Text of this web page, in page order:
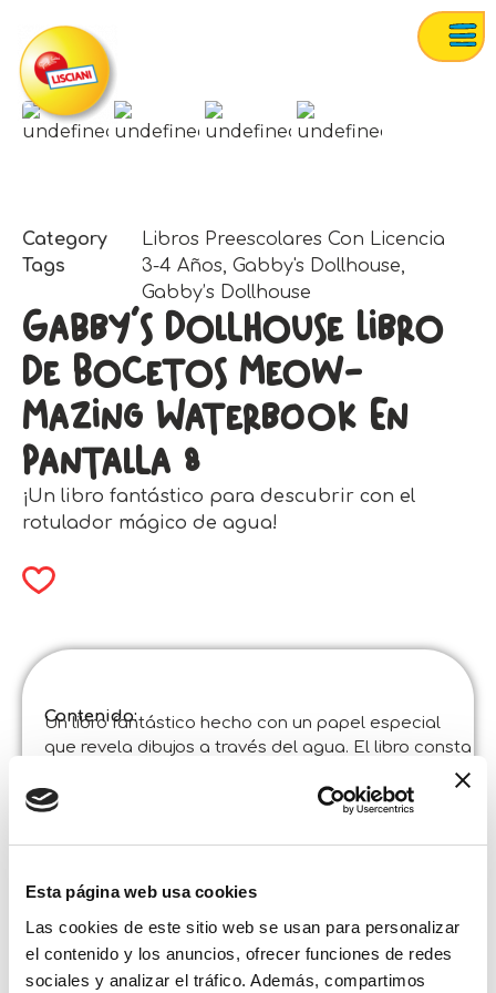
Esta página web usa cookies
Las cookies de este sitio web se usan para personalizar
el contenido y los anuncios, ofrecer funciones de redes
sociales y analizar el tráfico. Además, compartimos
Category
Libros Preescolares Con Licencia
Tags
3-4 Años, Gabby's Dollhouse,
Gabby’s Dollhouse
Gabby’s Dollhouse Libro
De Bocetos Meow-
Mazing Waterbook En
Pantalla 8
¡Un libro fantástico para descubrir con el
rotulador mágico de agua!
Contenido:
Un libro fantástico hecho con un papel especial
que revela dibujos a través del agua. El libro consta
rotulador de agua, revelarán los dibujos ocultos en
su interior. Al cabo de 5/10 minutos, las páginas se
secan y el dibujo desaparece de forma natural.
Especificaciones del producto :
Gabby’s Dollhouse Libro De Bocetos Meow-
Mazing Waterbook En Pantalla 8
Código:
Fabricado en Italia :
Articulo diseñado en Italia y fabricado en China
en fábricas certificadas.